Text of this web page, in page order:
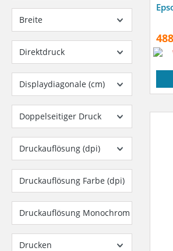
Breite
Direktdruck
Displaydiagonale (cm)
Doppelseitiger Druck
Druckauflösung (dpi)
Druckauflösung Farbe (dpi)
Druckauflösung Monochrom (dpi)
Drucken